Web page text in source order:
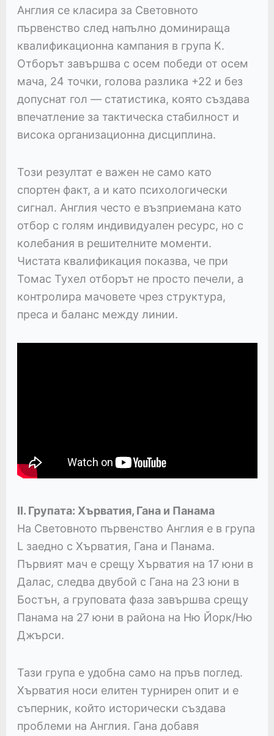
Англия се класира за Световното
първенство след напълно доминираща
квалификационна кампания в група K.
Отборът завършва с осем победи от осем
мача, 24 точки, голова разлика +22 и без
допуснат гол — статистика, която създава
впечатление за тактическа стабилност и
висока организационна дисциплина.
Този резултат е важен не само като
спортен факт, а и като психологически
сигнал. Англия често е възприемана като
отбор с голям индивидуален ресурс, но с
колебания в решителните моменти.
Чистата квалификация показва, че при
Томас Тухел отборът не просто печели, а
контролира мачовете чрез структура,
преса и баланс между линии.
II. Групата: Хърватия, Гана и Панама
На Световното първенство Англия е в група
L заедно с Хърватия, Гана и Панама.
Първият мач е срещу Хърватия на 17 юни в
Далас, следва двубой с Гана на 23 юни в
Бостън, а груповата фаза завършва срещу
Панама на 27 юни в района на Ню Йорк/Ню
Джърси.
Тази група е удобна само на пръв поглед.
Хърватия носи елитен турнирен опит и е
съперник, който исторически създава
проблеми на Англия. Гана добавя